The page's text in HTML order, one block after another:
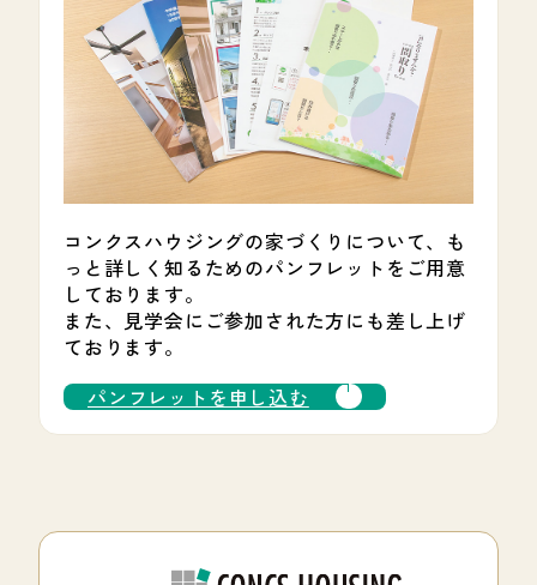
コンクスハウジングの家づくりについて、も
っと詳しく知るためのパンフレットをご用意
しております。
また、見学会にご参加された方にも差し上げ
ております。
パンフレットを申し込む